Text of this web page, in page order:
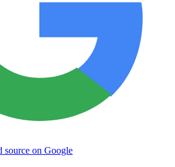
source on Google